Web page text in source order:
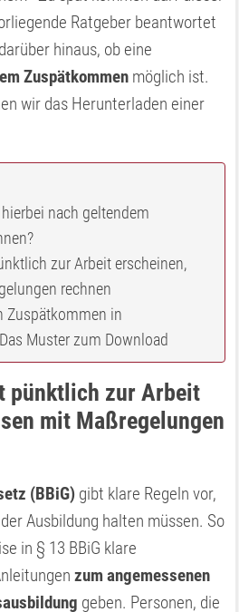
Ratgeber beantwortet
hinaus, ob eine
Zuspätkommen möglich ist.
wir das Herunterladen einer
nach geltendem
zur Arbeit erscheinen,
rechnen
Zuspätkommen in
Muster zum Download
pünktlich zur Arbeit
mit Maßregelungen
(BBiG) gibt klare Regeln vor,
Ausbildung halten müssen. So
in § 13 BBiG klare
zum angemessenen
geben. Personen, die